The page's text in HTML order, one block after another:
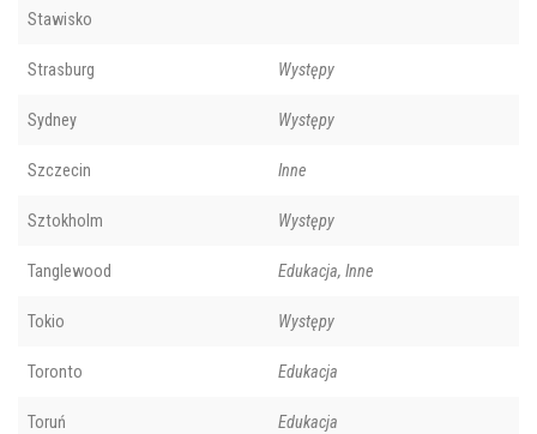
Stawisko
Strasburg Występy
Sydney Występy
Szczecin Inne
Sztokholm Występy
Tanglewood Edukacja, Inne
Tokio Występy
Toronto Edukacja
Toruń Edukacja